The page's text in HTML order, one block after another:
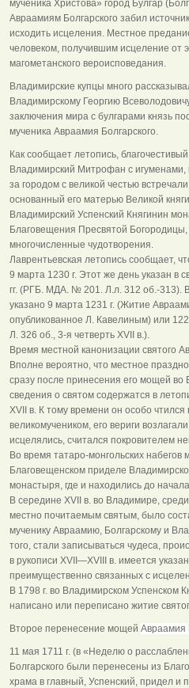
мученика Христова» город Булгар
Авраамиям Болгарского забил
исходить исцеления. Местное
человеком, получившим исцеление от
магометанского вероисповедания.
Владимирские купцы много
Владимирскому Георгию
заключения мира с булгарами князь
мученика Авраамия Болгарского.
Как сообщает летопись,
Владимирский Митрофан с игуменами,
за городом с великой честью
основанный его матерью Великой
Владимирский Успенский Княгинин
Благовещения Пресвятой Богородицы,
многочисленные чудотворения.
Лаврентьевская летопись сообщает,
9 марта 1230 г. Этот же день указан в
гг. (РГБ. МДА. № 201. Л.л. 312 об.-313).
указано 9 марта 1231 г. (Житие
опубликованное Л. Кавелиным) или
Л. 326 об., 3-я четверть XVII в.).
Время местной канонизации святого
Вполне вероятно, что местное
сразу после принесения его мощей во
сведения о святом содержатся в
XVII в. К тому времени он особо
великомучеником, его вериги
исцелялись, считался покровителем
Во время татаро-монгольских
Благовещенском приделе
монастыря, где и находились до
В середине XVII в. во Владимире,
местно почитаемым святым, было
мученику Авраамию, Болгарскому и
того, стали записываться чудеса,
в рукописи XVII—XVIII в. имеется
преимущественно связанных с
В 1798 г. во Владимирском Успенском
написано или переписано житие
Второе перенесение мощей Авраамия
11 мая 1711 г. (в «Неделю о
Болгарского были перенесены из
храма в главный, Успенский, придел